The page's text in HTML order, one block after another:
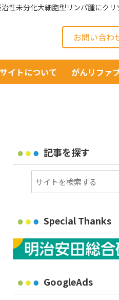
性未分化大細胞型リンパ腫にク
お問い合わ
サイトについて がんリファ
記事を探す
Special Thanks
GoogleAds